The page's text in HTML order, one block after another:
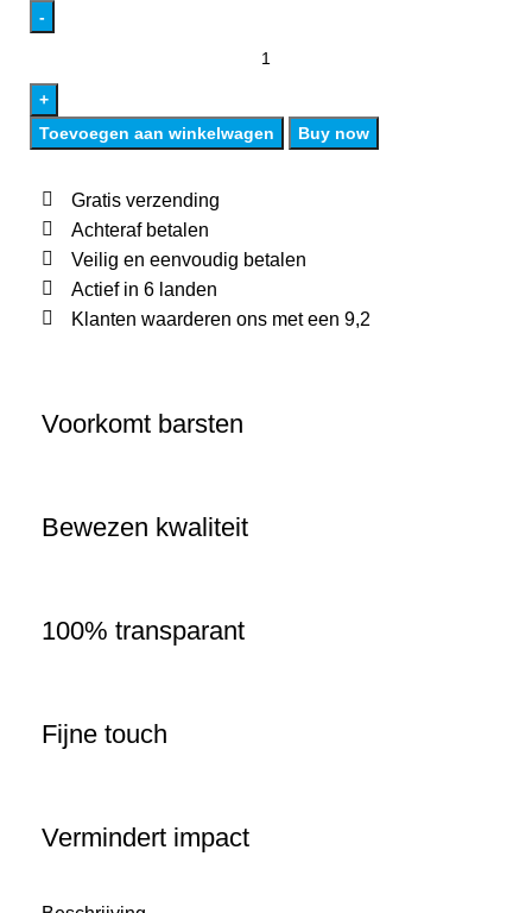
Toevoegen aan winkelwagen Buy now
Gratis verzending
Achteraf betalen
Veilig en eenvoudig betalen
Actief in 6 landen
Klanten waarderen ons met een 9,2
Voorkomt barsten
Bewezen kwaliteit
100% transparant
Fijne touch
Vermindert impact